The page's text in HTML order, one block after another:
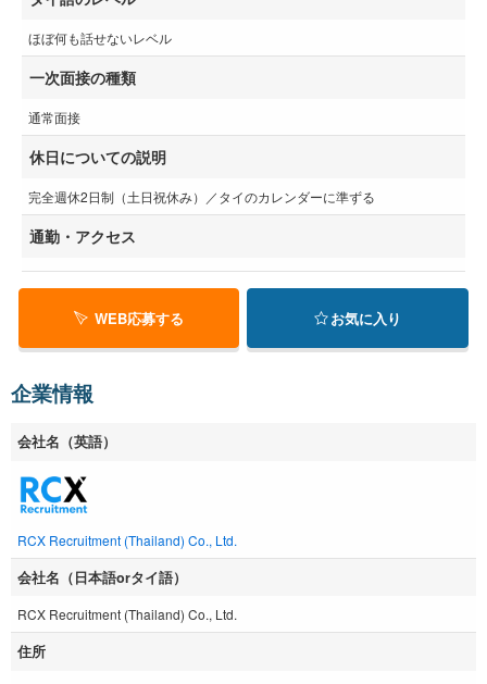
ほぼ何も話せないレベル
一次面接の種類
通常面接
休日についての説明
完全週休2日制（土日祝休み）／タイのカレンダーに準ずる
通勤・アクセス
WEB応募する お気に入り
企業情報
会社名（英語）
RCX Recruitment (Thailand) Co., Ltd.
会社名（日本語orタイ語）
RCX Recruitment (Thailand) Co., Ltd.
住所